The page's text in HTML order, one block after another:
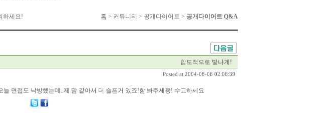
하세요! 홈 > 커뮤니티 > 공개다이어트 > 공개다이어트 Q&A
압도적으로 빛나게!
Posted at 2004-08-06 02:06:39
면접도 낙방했는데..제 맘 같아서 더 슬픈거 있죠!함 봐주세용! 수고하세요